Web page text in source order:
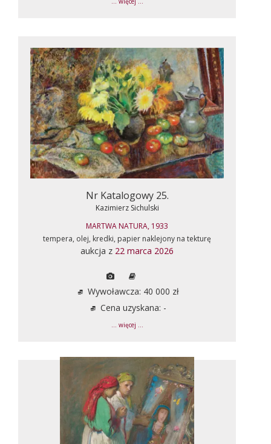
Nr Katalogowy 25.
Kazimierz Sichulski
MARTWA NATURA, 1933
tempera, olej, kredki, papier naklejony na tekturę
aukcja z 22 marca 2026
Wywoławcza: 40 000 zł
Cena uzyskana: -
... więcej ...